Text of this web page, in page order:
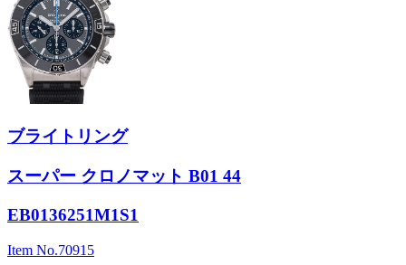
ブライトリング
スーパー クロノマット B01 44
EB0136251M1S1
Item No.70915